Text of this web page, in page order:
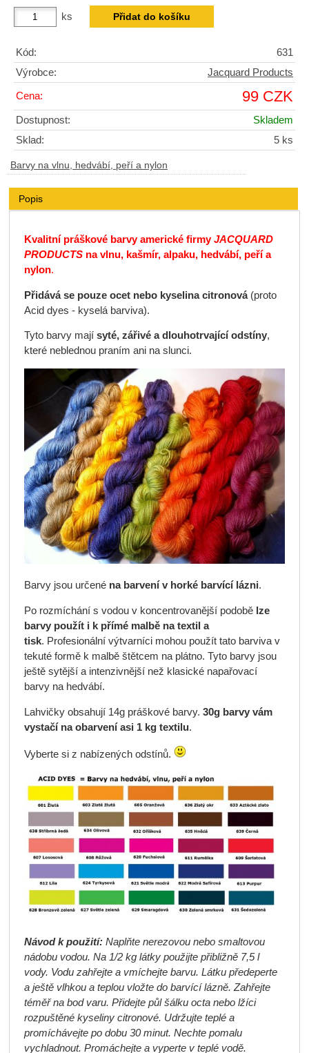
ks
Kód:
631
Výrobce:
Jacquard Products
Cena: 99 CZK
Dostupnost:
Skladem
Sklad:
5 ks
Barvy na vlnu, hedvábí, peří a nylon
Popis
Kvalitní práškové barvy americké firmyJACQUARD
PRODUCTS na vlnu, kašmír, alpaku, hedvábí, peří a
nylon.
Přidává se pouze ocet nebo kyselina citronová(proto
Acid dyes - kyselá barviva).
Tyto barvy mají syté, zářivé a dlouhotrvající odstíny,
které neblednou praním ani na slunci.
Barvy jsou určené na barvení v horké barvící lázni.
Po rozmíchání s vodou v koncentrovanější podobě lze
barvy použít i k přímé malbě na textil a
tisk. Profesionální výtvarníci mohou použít tato barviva v
tekuté formě k malbě štětcem na plátno. Tyto barvy jsou
ještě sytější a intenzivnější než klasické napařovací
barvy na hedvábí.
Lahvičky obsahují 14g práškové barvy. 30g barvy vám
vystačí na obarvení asi 1 kg textilu.
Vyberte si z nabízených odstínů.
Návod k použití:Naplňte nerezovou nebo smaltovou
nádobu vodou. Na 1/2 kg látky použijte přibližně 7,5 l
vody. Vodu zahřejte a vmíchejte barvu. Látku předeperte
a ještě vlhkou a teplou vložte do barvící lázně. Zahřejte
téměř na bod varu. Přidejte půl šálku octa nebo lžíci
rozpuštěné kyseliny citronové. Udržujte teplé a
promíchávejte po dobu 30 minut. Nechte pomalu
vychladnout. Promáchejte a vyperte v teplé vodě.